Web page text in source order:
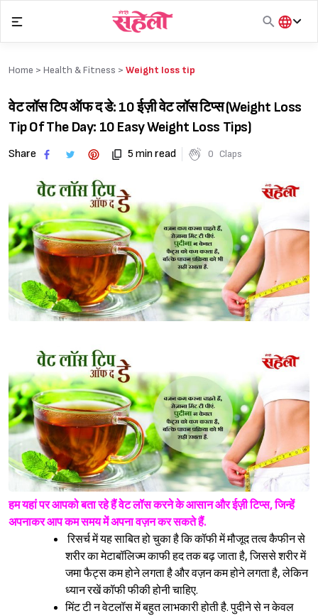
content
हिंदी
Home > Health & Fitness > Weight loss tip
वेट लॉस टिप ऑफ द डे: 10 ईज़ी वेट लॉस टिप्स (Weight Loss
Tip Of The Day: 10 Easy Weight Loss Tips)
Share 5 min read 0 Claps
हम यहां पर आपको बता रहे हैं वेट लॉस करने के आसान और ईज़ी टिप्स, जिन्हें
अपनाकर आप कम समय में अपना वज़न कर सकते हैं.
रिसर्च में यह साबित हो चुका है कि कॉफी में मौजूद तत्व कैफीन से
शरीर का मेटाबॉलिज्म काफी हद तक बढ़ जाता है, जिससे शरीर में
जमा फैट्स कम होने लगता है और वज़न कम होने लगता है, लेकिन
ध्यान रखें कॉफी फीकी होनी चाहिए.
मिंट टी न वेटलॉस में बहुत लाभकारी होती है. पुदीने से न केवल